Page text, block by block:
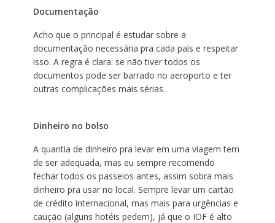
Documentação
Acho que o principal é estudar sobre a
documentação necessária pra cada país e respeitar
isso. A regra é clara: se não tiver todos os
documentos pode ser barrado no aeroporto e ter
outras complicações mais sérias.
Dinheiro no bolso
A quantia de dinheiro pra levar em uma viagem tem
de ser adequada, mas eu sempre recomendo
fechar todos os passeios antes, assim sobra mais
dinheiro pra usar no local. Sempre levar um cartão
de crédito internacional, mas mais para urgências e
caução (alguns hotéis pedem), já que o IOF é alto